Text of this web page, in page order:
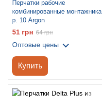
Перчатки рабочие
комбинированные монтажника
р. 10 Argon
51 грн 64 грн
Оптовые цены
Купить